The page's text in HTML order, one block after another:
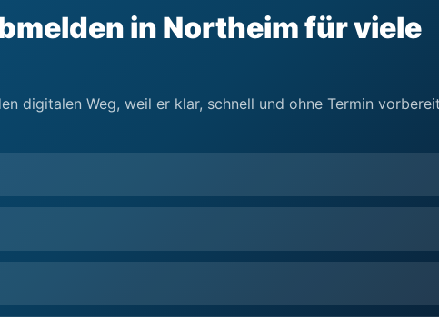
in Northeim für viele
digitalen Weg, weil er klar, schnell und ohne Termin